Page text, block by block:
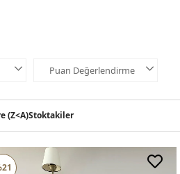
Puan Değerlendirme
(Z<A)Stoktakiler